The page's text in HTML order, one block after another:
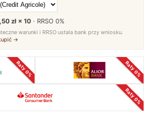
zł × 10 · RRSO 0%
warunki i RRSO ustala bank przy wniosku.
→
Raty 0%
Raty 0%
Raty 0%